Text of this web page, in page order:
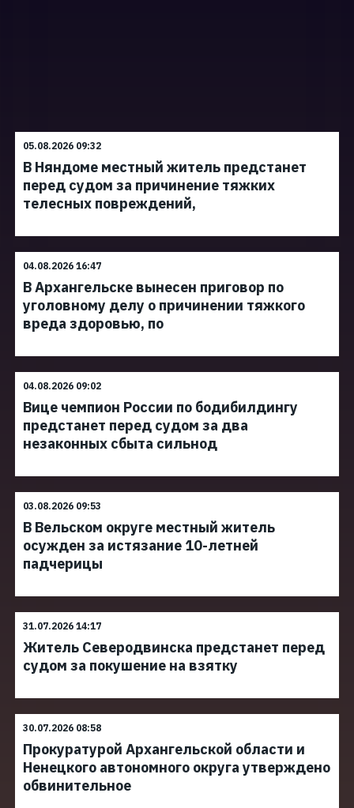
05.08.2026 09:32
В Няндоме местный житель предстанет
перед судом за причинение тяжких
телесных повреждений,
04.08.2026 16:47
В Архангельске вынесен приговор по
уголовному делу о причинении тяжкого
вреда здоровью, по
04.08.2026 09:02
Вице чемпион России по бодибилдингу
предстанет перед судом за два
незаконных сбыта сильнод
03.08.2026 09:53
В Вельском округе местный житель
осужден за истязание 10-летней
падчерицы
31.07.2026 14:17
Житель Северодвинска предстанет перед
судом за покушение на взятку
30.07.2026 08:58
Прокуратурой Архангельской области и
Ненецкого автономного округа утверждено
обвинительное